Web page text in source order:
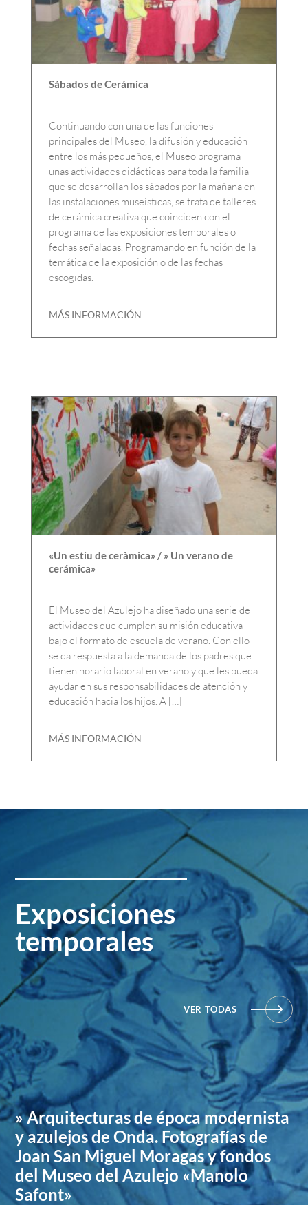
Sábados de Cerámica
Continuando con una de las funciones
principales del Museo, la difusión y educación
entre los más pequeños, el Museo programa
unas actividades didácticas para toda la familia
que se desarrollan los sábados por la mañana en
las instalaciones museísticas, se trata de talleres
de cerámica creativa que coinciden con el
programa de las exposiciones temporales o
fechas señaladas. Programando en función de la
temática de la exposición o de las fechas
escogidas.
MÁS INFORMACIÓN
«Un estiu de ceràmica» / » Un verano de
cerámica»
El Museo del Azulejo ha diseñado una serie de
actividades que cumplen su misión educativa
bajo el formato de escuela de verano. Con ello
se da respuesta a la demanda de los padres que
tienen horario laboral en verano y que les pueda
ayudar en sus responsabilidades de atención y
educación hacia los hijos. A […]
MÁS INFORMACIÓN
Exposiciones
temporales
VER TODAS
» Arquitecturas de época modernista
y azulejos de Onda. Fotografías de
Joan San Miguel Moragas y fondos
del Museo del Azulejo «Manolo
Safont»